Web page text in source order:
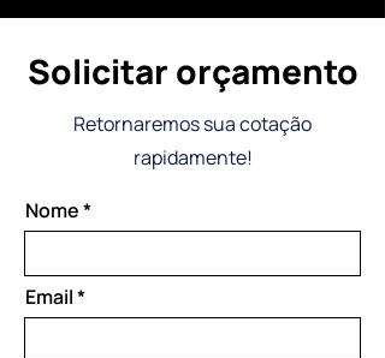
Solicitar orçamento
Retornaremos sua cotação
rapidamente!
Nome
Email